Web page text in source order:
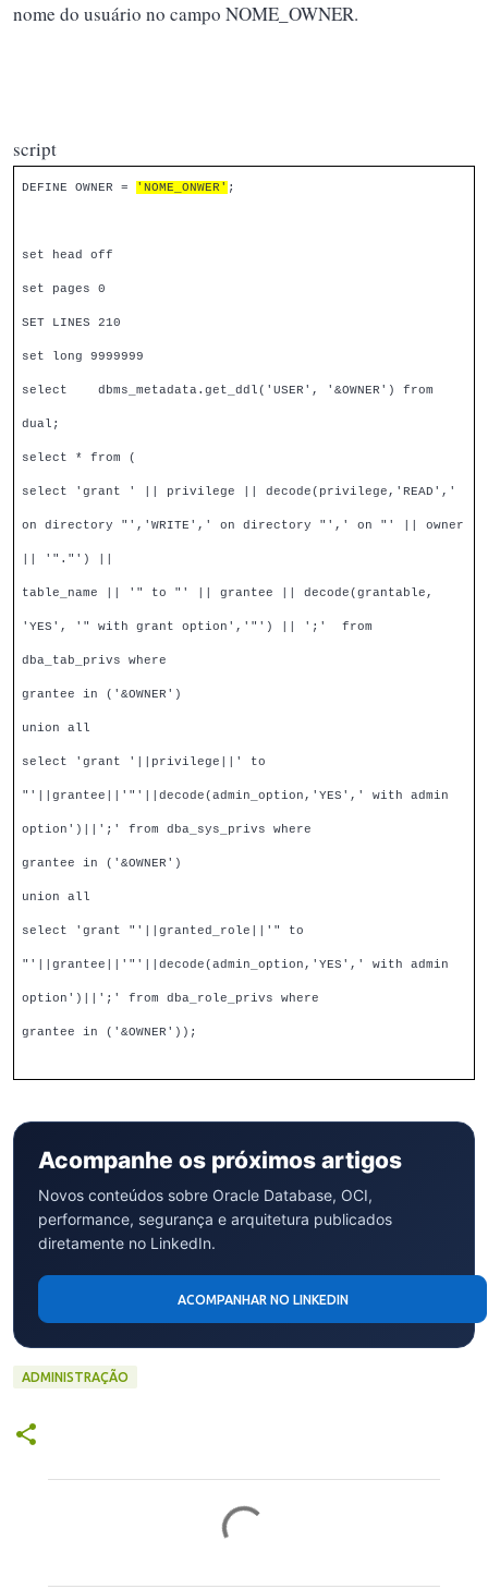
nome do usuário no campo NOME_OWNER.
script
DEFINE OWNER = 'NOME_ONWER' ;
set head off
set pages 0
SET LINES 210
set long 9999999
select dbms_metadata.get_ddl('USER', '&OWNER') from
dual;
select * from (
select 'grant ' || privilege || decode(privilege,'READ','
on directory "','WRITE',' on directory "',' on "' || owner
|| '"."') ||
table_name || '" to "' || grantee || decode(grantable,
'YES', '" with grant option','"') || ';' from
dba_tab_privs where
grantee in ('&OWNER')
union all
select 'grant '||privilege||' to
"'||grantee||'"'||decode(admin_option,'YES',' with admin
option')||';' from dba_sys_privs where
grantee in ('&OWNER')
union all
select 'grant "'||granted_role||'" to
"'||grantee||'"'||decode(admin_option,'YES',' with admin
option')||';' from dba_role_privs where
grantee in ('&OWNER'));
Acompanhe os próximos artigos
Novos conteúdos sobre Oracle Database, OCI,
performance, segurança e arquitetura publicados
diretamente no LinkedIn.
ACOMPANHAR NO LINKEDIN
ADMINISTRAÇÃO